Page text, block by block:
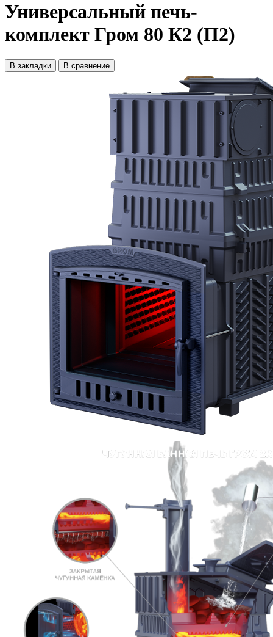
Универсальный печь-
комплект Гром 80 К2 (П2)
В закладки В сравнение